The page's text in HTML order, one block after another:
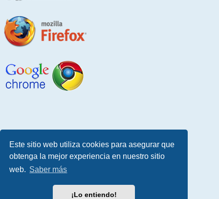
Este sitio web utiliza cookies para asegurar que
obtenga la mejor experiencia en nuestro sitio
web. Saber más
¡Lo entiendo!